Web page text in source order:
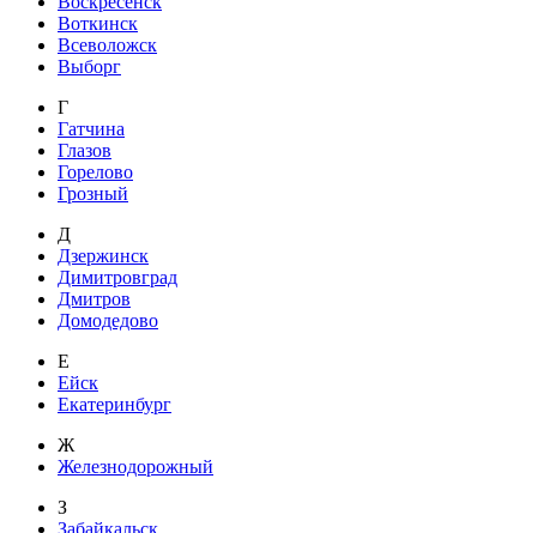
Воткинск
Всеволожск
Выборг
Г
Гатчина
Глазов
Горелово
Грозный
Д
Дзержинск
Димитровград
Дмитров
Домодедово
Е
Ейск
Екатеринбург
Ж
Железнодорожный
З
Забайкальск